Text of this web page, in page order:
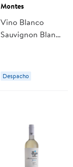
Montes
Vino Blanco
Sauvignon Blanc
Despacho